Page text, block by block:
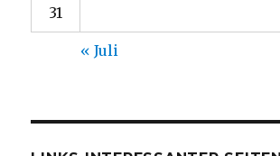
31
« Juli